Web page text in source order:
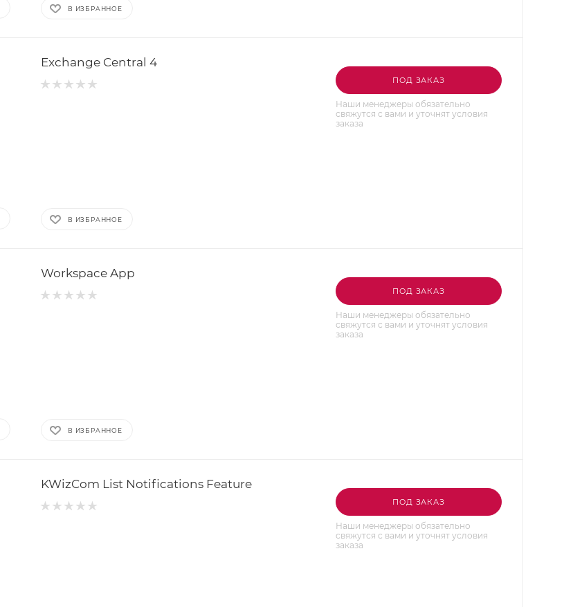
В ИЗБРАННОЕ
Exchange Central 4
В ИЗБРАННОЕ
ПОД ЗАКАЗ
Наши менеджеры обязательно
свяжутся с вами и уточнят условия
заказа
Workspace App
В ИЗБРАННОЕ
ПОД ЗАКАЗ
Наши менеджеры обязательно
свяжутся с вами и уточнят условия
заказа
KWizCom List Notifications Feature
ПОД ЗАКАЗ
Наши менеджеры обязательно
свяжутся с вами и уточнят условия
заказа